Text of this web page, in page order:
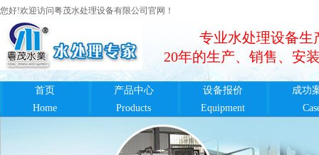
您好!欢迎访问粤茂水处理设备有限公司官网！
专业水处理设备生
20年的生产、销售、安
首页
Home
产品中心
Products
设备报价
Equipment
成功